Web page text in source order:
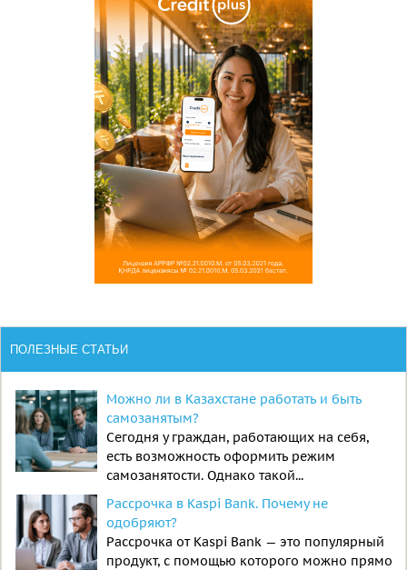
ПОЛЕЗНЫЕ СТАТЬИ
Можно ли в Казахстане работать и быть
самозанятым?
Сегодня у граждан, работающих на себя,
есть возможность оформить режим
самозанятости. Однако такой...
Рассрочка в Kaspi Bank. Почему не
одобряют?
Рассрочка от Kaspi Bank — это популярный
продукт, с помощью которого можно прямо